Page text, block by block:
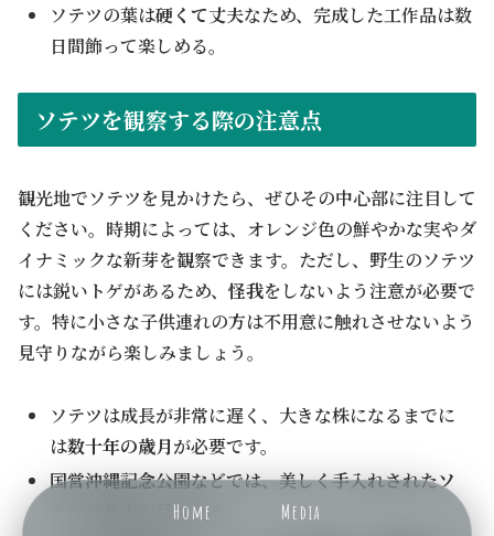
Home Media
ソテツの葉は硬くて丈夫なため、完成した工作品は数
日間飾って楽しめる。
ソテツを観察する際の注意点
観光地でソテツを見かけたら、ぜひその中心部に注目して
ください。時期によっては、オレンジ色の鮮やかな実やダ
イナミックな新芽を観察できます。ただし、野生のソテツ
には鋭いトゲがあるため、 怪我をしないよう注意が必要で
す。特に小さな子供連れの方は不用意に触れさせないよう
見守りながら楽しみましょう。
ソテツは成長が非常に遅く、大きな株になるまでに
は数十年の歳月が必要です。
国営沖縄記念公園などでは、美しく手入れされたソ
が見られる。